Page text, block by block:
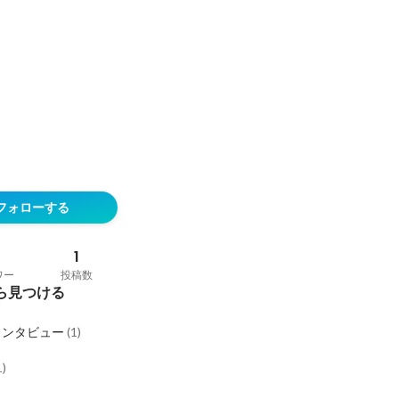
ォローする
ー
1
投稿数
見つける
タビュー (1)
)